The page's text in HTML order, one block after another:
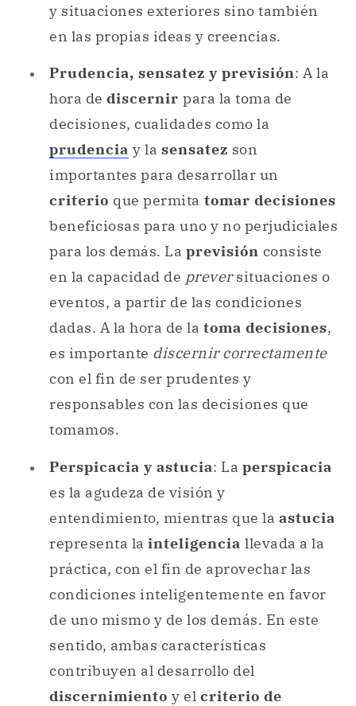
y situaciones exteriores sino también
en las propias ideas y creencias.
Prudencia, sensatez y previsión: A la
hora de discernir para la toma de
decisiones, cualidades como la
prudencia y la sensatez son
importantes para desarrollar un
criterio que permita tomar decisiones
beneficiosas para uno y no perjudiciales
para los demás. La previsión consiste
en la capacidad de preversituaciones o
eventos, a partir de las condiciones
dadas. A la hora de la toma decisiones,
es importante discernir correctamente
con el fin de ser prudentes y
responsables con las decisiones que
tomamos.
Perspicacia y astucia: La perspicacia
es la agudeza de visión y
entendimiento, mientras que la astucia
representa la inteligencia llevada a la
práctica, con el fin de aprovechar las
condiciones inteligentemente en favor
de uno mismo y de los demás. En este
sentido, ambas características
contribuyen al desarrollo del
discernimiento y el criterio de